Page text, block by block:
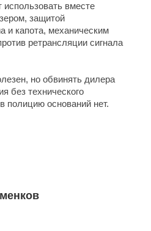
вместе
защитой
и капота, механическим
ретрансляции сигнала
но обвинять дилера
без технического
полицию оснований нет.